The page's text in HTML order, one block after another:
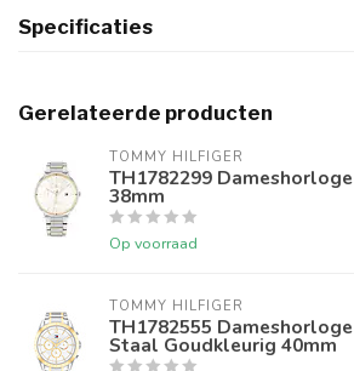
Specificaties
Gerelateerde producten
TOMMY HILFIGER
TH1782299 Dameshorloge
38mm
Op voorraad
TOMMY HILFIGER
TH1782555 Dameshorloge
Staal Goudkleurig 40mm